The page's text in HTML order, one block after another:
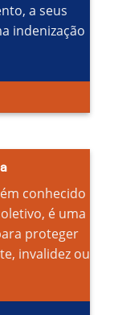
a seus
indenização
conhecido
é uma
proteger
invalidez ou